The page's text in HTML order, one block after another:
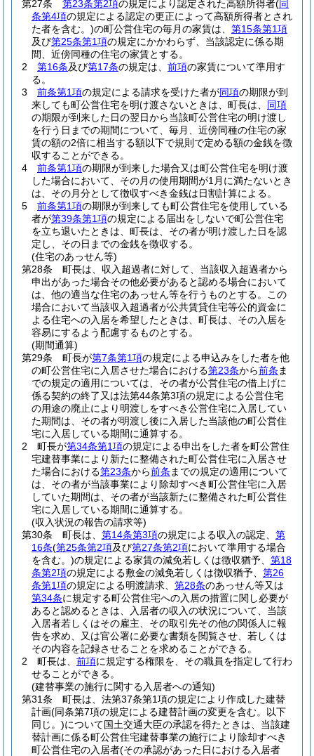
第27条
第23条第2項の規定により認定された高額所得者(同
条第4項の規定による認定の更正によって高額所得者とされ
た者を含む。)の町公営住宅の毎月の家賃は、 第15条第1項
及び第25条第1項の規定にかかわらず、当該認定に係る期
間、近傍同種の住宅の家賃とする。
2
第16条及び第17条の規定は、 前項の家賃について準用す
る。
3
前条第1項の規定による請求を受けた者が同項の期限が到
来しても町公営住宅を明け渡さないときは、町長は、 同項
の期限が到来した日の翌日から当該町公営住宅の明け渡し
を行う日までの期間について、毎月、近傍同種の住宅の家
賃の額の2倍に相当する額以下で規則で定める額の金銭を徴
収することができる。
4
前条第1項の期限が到来した場合又は町公営住宅を明け渡
した場合において、その月の使用期間が1月に満たないとき
は、その月分として徴収すべき金銭は日割計算による。
5
前条第1項の期限が到来しても町公営住宅を使用している
者が第39条第1項の規定による届出をしないで町公営住宅
を立ち退いたときは、町長は、その者が明け渡した日を認
定し、その日までの金銭を徴収する。
(住宅のあっせん等)
第28条
町長は、収入超過者に対して、当該収入超過者から
申出があった場合その他必要があると認める場合において
は、他の適当な住宅のあっせん等を行うものとする。
この
場合において当該収入超過者が公共賃貸住宅等公的資金に
よる住宅への入居を希望したときは、町長は、その入居を
容易にするよう配慮するものとする。
(期間通算)
第29条
町長が第7条第1項の規定による申込みをした者を他
の町公営住宅に入居させた場合における第23条から前条 ま
での規定の適用については、その者が公営住宅の借上げに
係る契約の終了又は法第44条第3項の規定による公営住宅
の用途の廃止により明渡しをすべき公営住宅に入居してい
た期間は、その者が明渡し後に入居した当該他の町公営住
宅に入居している期間に通算する。
2
町長が第34条第1項の規定による申出をした者を町公営住
宅建替事業により新たに整備された町公営住宅に入居させ
た場合における第23条から前条 までの規定の適用について
は、その者が当該事業により除却すべき町公営住宅に入居
していた期間は、その者が当該新たに整備された町公営住
宅に入居している期間に通算する。
(収入状況の報告の請求等)
第30条
町長は、 第14条第3項の規定による収入の認定、 第
16条(第25条第2項及び第27条第2項において準用する場合
を含む。)の規定による家賃の減免若しくは徴収猶予、 第18
条第2項の規定による敷金の減免若しくは徴収猶予、 第26
条第1項の規定による明渡請求、 第28条のあっせん等又は
第34条に規定する町公営住宅への入居の措置に関し必要が
あると認めるときは、入居者の収入の状況について、当該
入居者若しくはその雇主、その取引先その他の関係人に報
告を求め、又は官公署に必要な書類を閲覧させ、若しくは
その内容を記録させることを求めることができる。
2
町長は、 前項に規定する権限を、その職員を指定して行わ
せることができる。
(建替事業の施行に関する入居者への通知)
第31条
町長は、法第37条第1項の規定により作成した建替
計画(同条第7項の規定による建替計画の変更を含む。以下
同じ。)について国土交通大臣の承認を得たときは、当該建
替計画に係る町公営住宅建替事業の施行により除却すべき
町公営住宅の入居者(その承認があった日における入居者